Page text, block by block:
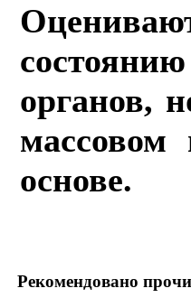
органов,
массо­вом
основе.
Рекомендовано